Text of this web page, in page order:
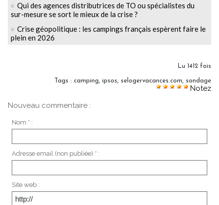
Qui des agences distributrices de TO ou spécialistes du
sur-mesure se sort le mieux de la crise ?
Crise géopolitique : les campings français espèrent faire le
plein en 2026
Lu 1412 fois
Tags : camping ipsos selogervacances.com sondage
Notez
Nouveau commentaire :
Nom * :
Adresse email (non publiée) * :
Site web :